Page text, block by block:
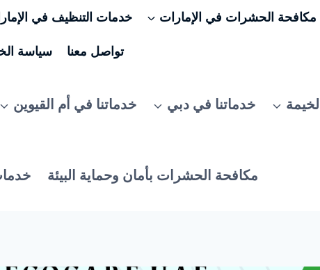
الحشرات في الإمارات خدمات التنظيف في
تواصل معنا سياسة
خدماتنا في دبي خدماتنا في أم القيوين
مكافحة الحشرات بأمان وحماية البيئة